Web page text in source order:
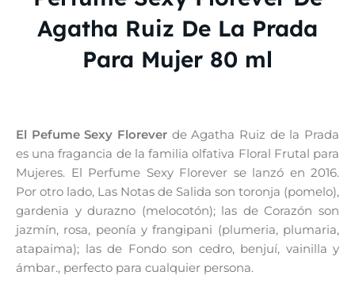
Agatha Ruiz De La Prada
Para Mujer 80 ml
El Pefume Sexy Florever de Agatha Ruiz de la Prada
es una fragancia de la familia olfativa Floral Frutal para
Mujeres. El Perfume Sexy Florever se lanzó en 2016.
Por otro lado, Las Notas de Salida son toronja (pomelo),
gardenia y durazno (melocotón); las de Corazón son
jazmín, rosa, peonía y frangipani (plumeria, plumaria,
atapaima); las de Fondo son cedro, benjuí, vainilla y
ámbar., perfecto para cualquier persona.